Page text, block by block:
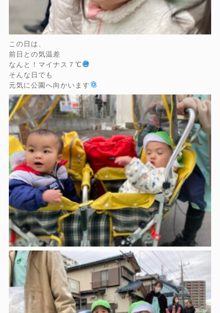
この日は、
前日との気温差
なんと！マイナス７℃
そんな日でも
元気に公園へ向かいます